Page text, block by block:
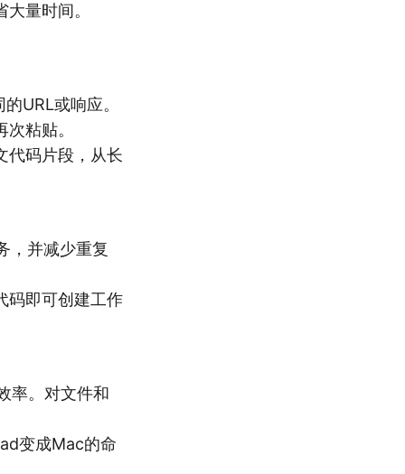
量时间。
URL或响应。
粘贴。
代码片段，从长
，并减少重复
码即可创建工作
率。对文件和
变成Mac的命